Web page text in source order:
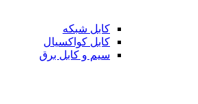
کابل شبکه
کابل کواکسیال
سیم و کابل برق